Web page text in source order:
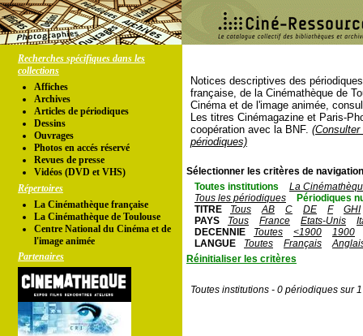
Recherches spécifiques dans les
collections
Affiches
Archives
Articles de périodiques
Dessins
Ouvrages
Photos en accés réservé
Revues de presse
Vidéos (DVD et VHS)
Répertoires
La Cinémathèque française
La Cinémathèque de Toulouse
Centre National du Cinéma et de
l'image animée
Partenaires
Notices descriptives des
française, de la Cinémathèque de
Cinéma et de l'image animée,
Les titres Cinémagazine et Paris-
coopération avec la BNF.
périodiques)
Sélectionner les critères de
Toutes institutions
La
Tous les périodiques
Périodiques
TITRE
Tous AB C DE F
GHI
PAYS
Tous France Etats-Unis
DECENNIE
Toutes <1900
1900
LANGUE
Toutes Français
Réinitialiser les critères
Toutes institutions - 0 périodiques sur